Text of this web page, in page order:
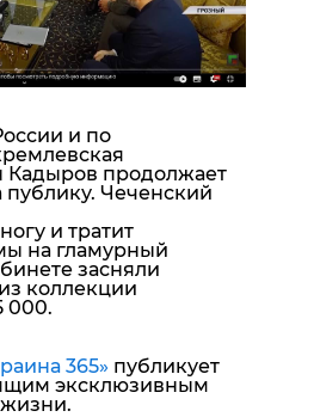
Авторское
Мнение
Блоги
и по
Кадыров продолжает
Чеченский
и тратит
на гламурный
засняли
коллекции
000.
365» публикует
эксклюзивным
жизни.